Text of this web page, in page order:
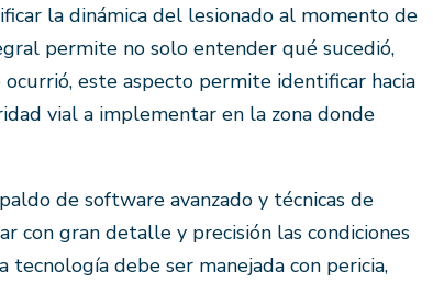
la dinámica del lesionado al momento de
permite no solo entender qué sucedió,
este aspecto permite identificar hacia
vial a implementar en la zona donde
de software avanzado y técnicas de
con gran detalle y precisión las condiciones
tecnología debe ser manejada con pericia,